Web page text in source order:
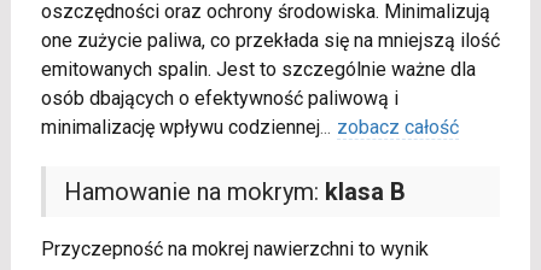
oszczędności oraz ochrony środowiska. Minimalizują
one zużycie paliwa, co przekłada się na mniejszą ilość
emitowanych spalin. Jest to szczególnie ważne dla
osób dbających o efektywność paliwową i
minimalizację wpływu codziennej... zobacz całość
Hamowanie na mokrym: klasa B
Przyczepność na mokrej nawierzchni to wynik